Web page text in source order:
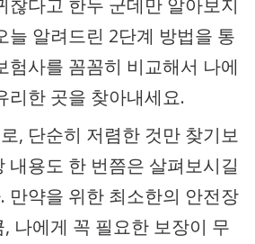
찮다고 한두 군데만 알아보지
늘 알려드린 2단계 방법을 통
험사를 꼼꼼히 비교해서 나에
리한 곳을 찾아내세요.
, 단순히 저렴한 것만 찾기보
내용도 한 번쯤은 살펴보시길
만약을 위한 최소한의 안전장
나에게 꼭 필요한 보장이 무